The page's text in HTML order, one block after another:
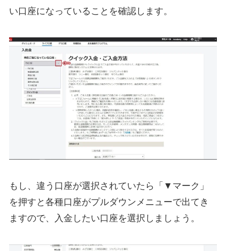
い口座になっていることを確認します。
もし、違う口座が選択されていたら「▼マーク」
を押すと各種口座がプルダウンメニューで出てき
ますので、入金したい口座を選択しましょう。